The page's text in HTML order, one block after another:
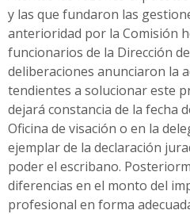
y las que fundaron las
anterioridad por la Comisión
funcionarios de la Dirección
deliberaciones anunciaron la
tendientes a solucionar este
dejará constancia de la fecha
Oficina de visación o en la
ejemplar de la declaración
poder el escribano.
diferencias en el monto del
profesional en forma